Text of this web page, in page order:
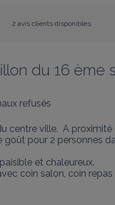
2 avis clients disponibles
du 16 ème
refusés
centre ville.  A
pour 2 personnes
et chaleureux.
coin salon, coin